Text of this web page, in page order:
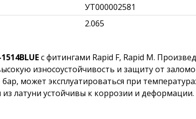
УТ000002581
2.065
с фитингами Rapid F, Rapid М.
износоустойчивость и защиту от
может эксплуатироваться при
латуни устойчивы к коррозии и деформации.